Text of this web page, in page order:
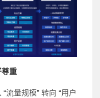
重
流量规模” 转向 “用户